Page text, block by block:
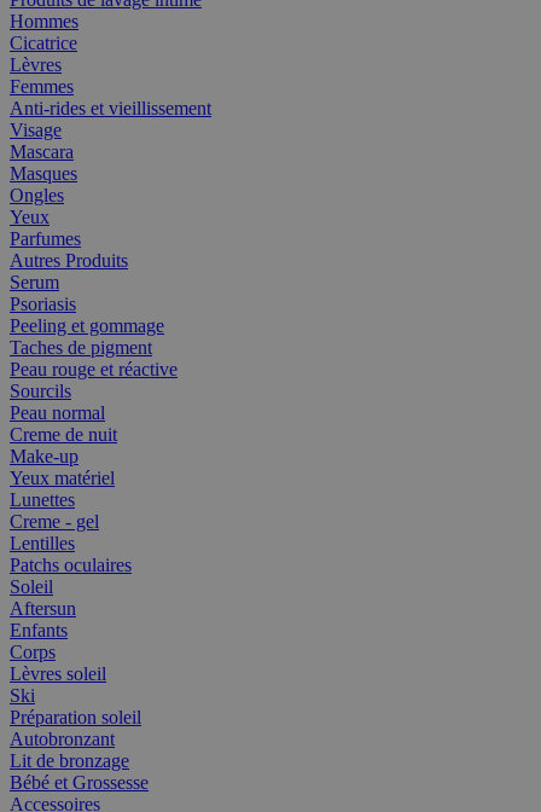
Hommes
Cicatrice
Lèvres
Femmes
Anti-rides et vieillissement
Visage
Mascara
Masques
Ongles
Yeux
Parfumes
Autres Produits
Serum
Psoriasis
Peeling et gommage
Taches de pigment
Peau rouge et réactive
Sourcils
Peau normal
Creme de nuit
Make-up
Yeux matériel
Lunettes
Creme - gel
Lentilles
Patchs oculaires
Soleil
Aftersun
Enfants
Corps
Lèvres soleil
Ski
Préparation soleil
Autobronzant
Lit de bronzage
Bébé et Grossesse
Accessoires